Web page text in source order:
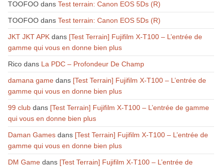
TOOFOOdans Test terrain: Canon EOS 5Ds (R)
TOOFOOdans Test terrain: Canon EOS 5Ds (R)
JKT JKT APKdans [Test Terrain] Fujifilm X-T100 – L’entrée de
gamme qui vous en donne bien plus
Ricodans La PDC – Profondeur De Champ
damana gamedans [Test Terrain] Fujifilm X-T100 – L’entrée de
gamme qui vous en donne bien plus
99 clubdans [Test Terrain] Fujifilm X-T100 – L’entrée de gamme
qui vous en donne bien plus
Daman Gamesdans [Test Terrain] Fujifilm X-T100 – L’entrée de
gamme qui vous en donne bien plus
DM Gamedans [Test Terrain] Fujifilm X-T100 – L’entrée de